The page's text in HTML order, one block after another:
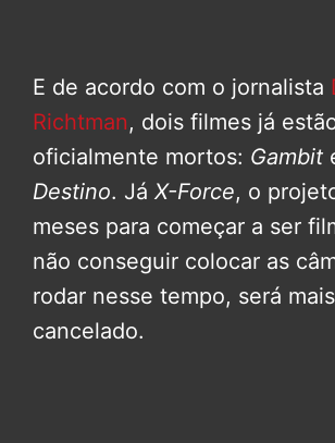
E de acordo com o jornalista
Richtman, dois filmes já
oficialmente mortos: Gambit
Destino. Já X-Force, o
meses para começar a ser
não conseguir colocar as
rodar nesse tempo, será
cancelado.